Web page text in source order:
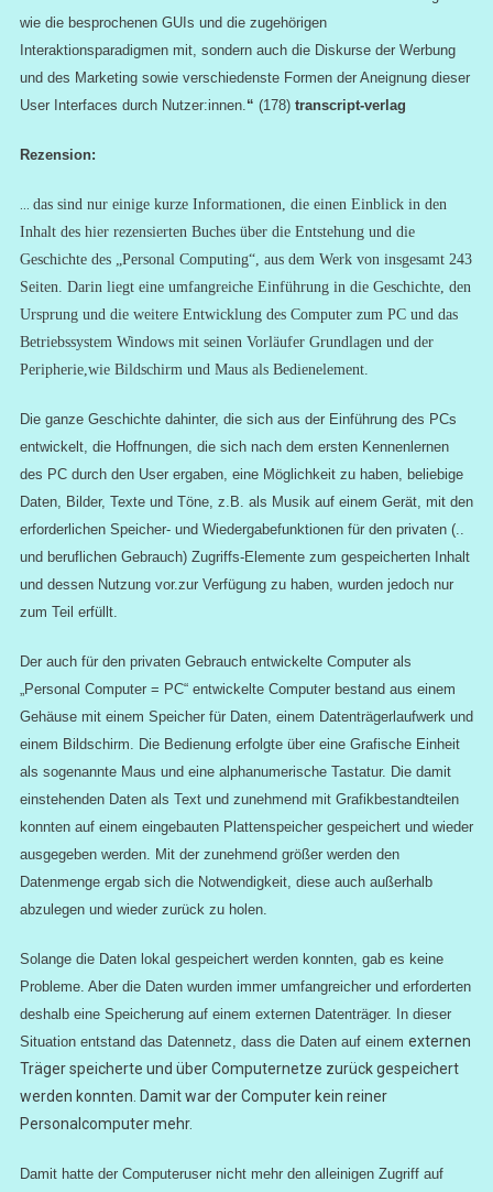
wie die besprochenen GUIs und die zugehörigen
Interaktionsparadigmen mit, sondern auch die Diskurse der Werbung
und des Marketing sowie verschiedenste Formen der Aneignung dieser
User Interfaces durch Nutzer:innen.“ (178)transcript-verlag
Rezension:
das sind nur einige kurze Informationen, die einen Einblick in den
Inhalt des hier rezensierten Buches über die Entstehung und die
Geschichte des „Personal Computing“, aus dem Werk von insgesamt 243
Seiten. Darin liegt eine umfangreiche Einführung in die Geschichte, den
Ursprung und die weitere Entwicklung des Computer zum PC und das
Betriebssystem Windows mit seinen Vorläufer Grundlagen und der
Peripherie,wie Bildschirm und Maus als Bedienelement.
Die ganze Geschichte dahinter, die sich aus der Einführung des PCs
entwickelt, die Hoffnungen, die sich nach dem ersten Kennenlernen
des PC durch den User ergaben, eine Möglichkeit zu haben, beliebige
Daten, Bilder, Texte und Töne, z.B. als Musik auf einem Gerät, mit den
erforderlichen Speicher- und Wiedergabefunktionen für den privaten (..
und beruflichen Gebrauch) Zugriffs-Elemente zum gespeicherten Inhalt
und dessen Nutzung vor.zur Verfügung zu haben, wurden jedoch nur
zum Teil erfüllt.
Der auch für den privaten Gebrauch entwickelte Computer als
„Personal Computer = PC“ entwickelte Computer bestand aus einem
Gehäuse mit einem Speicher für Daten, einem Datenträgerlaufwerk und
einem Bildschirm. Die Bedienung erfolgte über eine Grafische Einheit
als sogenannte Maus und eine alphanumerische Tastatur. Die damit
einstehenden Daten als Text und zunehmend mit Grafikbestandteilen
konnten auf einem eingebauten Plattenspeicher gespeichert und wieder
ausgegeben werden. Mit der zunehmend größer werden den
Datenmenge ergab sich die Notwendigkeit, diese auch außerhalb
abzulegen und wieder zurück zu holen.
Solange die Daten lokal gespeichert werden konnten, gab es keine
Probleme. Aber die Daten wurden immer umfangreicher und erforderten
deshalb eine Speicherung auf einem externen Datenträger. In dieser
Situation entstand das Datennetz, dass die Daten auf einem externen
Träger speicherte und über Computernetze zurück gespeichert
werden konnten. Damit war der Computer kein reiner
Personalcomputer mehr.
Damit hatte der Computeruser nicht mehr den alleinigen Zugriff auf